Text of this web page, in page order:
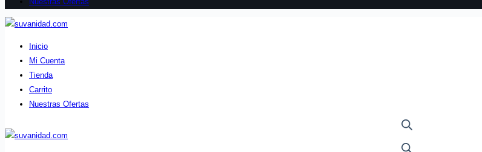
Inicio
Mi Cuenta
Tienda
Carrito
Nuestras Ofertas